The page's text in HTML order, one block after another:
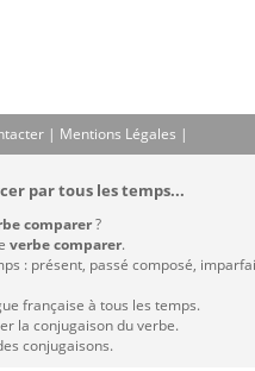
| Mentions Légales |
par tous les temps...
comparer?
verbe comparer.
: présent, passé composé,
française à tous les temps.
la conjugaison du verbe.
conjugaisons.